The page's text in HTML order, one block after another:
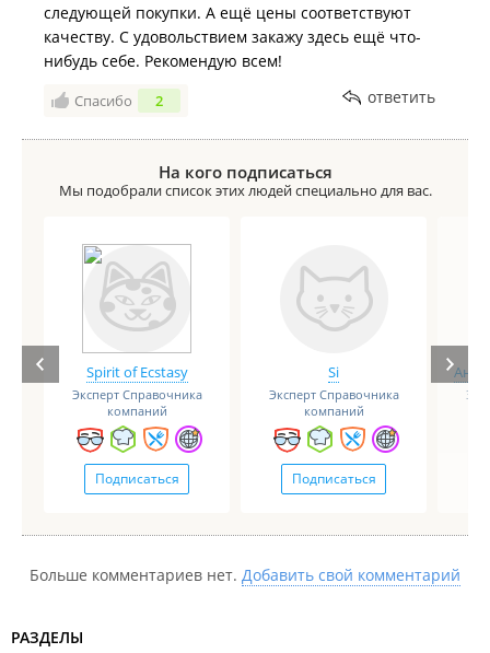
следующей покупки. А ещё цены соответствуют
качеству. С удовольствием закажу здесь ещё что-
нибудь себе. Рекомендую всем!
Спасибо 2 ответить
На кого подписаться
Мы подобрали список этих людей специально для вас.
Spirit of Ecstasy
Эксперт Справочника
компаний
Подписаться
Si
Эксперт Справочника
компаний
Подписаться
Больше комментариев нет. Добавить свой комментарий
РАЗДЕЛЫ